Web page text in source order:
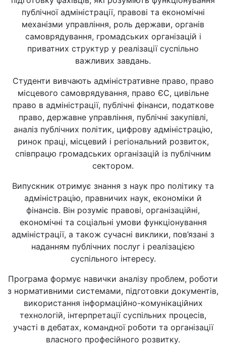
публічної адміністрації, правові та економічні
механізми управління, роль держави, органів
самоврядування, громадських організацій і
приватних структур у реалізації суспільно
важливих завдань.
Студенти вивчають адміністративне право, право
місцевого самоврядування, право ЄС, цивільне
право в адміністрації, публічні фінанси, податкове
право, державне управління, публічні закупівлі,
аналіз публічних політик, цифрову адміністрацію,
ринок праці, місцевий і регіональний розвиток,
співпрацю громадських організацій із публічним
сектором.
Випускник отримує знання з наук про політику та
адміністрацію, правничих наук, економіки й
фінансів. Він розуміє правові, організаційні,
економічні та соціальні умови функціонування
адміністрації, а також сучасні виклики, пов’язані з
наданням публічних послуг і реалізацією
суспільного інтересу.
Програма формує навички аналізу проблем, роботи
з нормативними системами, підготовки документів,
використання інформаційно-комунікаційних
технологій, інтерпретації суспільних процесів,
участі в дебатах, командної роботи та організації
власного професійного розвитку.